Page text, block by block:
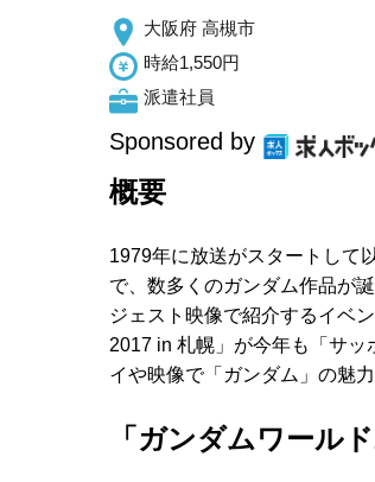
大阪府 高槻市
時給1,550円
派遣社員
Sponsored by
概要
1979年に放送がスタートして
で、数多くのガンダム作品が
ジェスト映像で紹介するイベ
2017 in 札幌」が今年も「サ
イや映像で「ガンダム」の魅
「ガンダムワール